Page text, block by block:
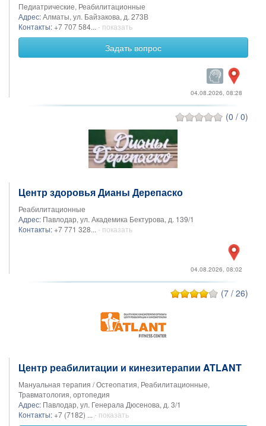
Педиатрические, Реабилитационные
Адрес:Алматы, ул. Байзакова, д. 273В
Контакты: +7 707 584... - показать
Задать вопрос
04.08.2026, 08:28
(0 / 0)
Центр здоровья Дианы Дерепаско
Реабилитационные
Адрес: Павлодар, ул. Академика Бектурова, д. 139/1
Контакты: +7 771 328... - показать
04.08.2026, 08:02
(7 / 26)
Центр реабилитации и кинезитерапии ATLANT
Мануальная терапия / Остеопатия, Реабилитационные,
Травматология, ортопедия
Адрес: Павлодар, ул. Генерала Дюсенова, д. 3/1
Контакты: +7 (7182) ... - показать